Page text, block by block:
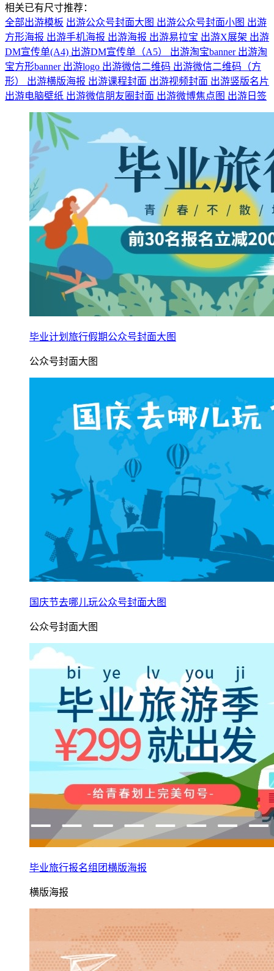
相关已有尺寸推荐：
全部出游模板 出游公众号封面大图 出游公众号封面小图 出游
方形海报 出游手机海报 出游海报 出游易拉宝 出游X展架 出游
DM宣传单(A4) 出游DM宣传单（A5） 出游淘宝banner 出游淘
宝方形banner 出游logo 出游微信二维码 出游微信二维码（方
形） 出游横版海报 出游课程封面 出游视频封面 出游竖版名片
出游电脑壁纸 出游微信朋友圈封面 出游微博焦点图 出游日签
毕业计划旅行假期公众号封面大图
公众号封面大图
国庆节去哪儿玩公众号封面大图
公众号封面大图
毕业旅行报名组团横版海报
横版海报